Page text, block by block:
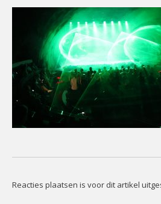
CONTACT
Team
Info
Reacties plaatsen is voor dit artikel